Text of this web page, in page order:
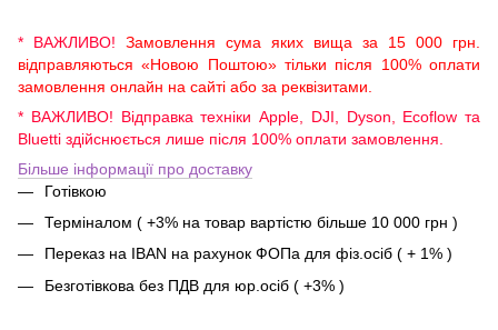
* ВАЖЛИВО! Замовлення сума яких вища за 15 000 грн.
відправляються «Новою Поштою» тільки після 100% оплати
замовлення онлайн на сайті або за реквізитами.
* ВАЖЛИВО! Відправка техніки Apple, DJI, Dyson, Ecoflow та
Bluetti здійснюється лише після 100% оплати замовлення.
Більше інформації про доставку
Готівкою
Терміналом ( +3% на товар вартістю більше 10 000 грн )
Переказ на IBAN на рахунок ФОПа для фіз.осіб ( + 1% )
Безготівкова без ПДВ для юр.осіб ( +3% )